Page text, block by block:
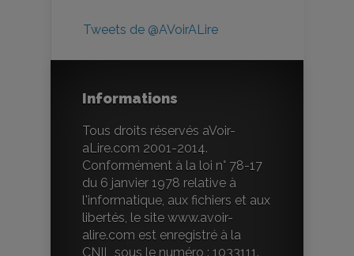
Tweets de @AVoirALire
Informations
Tous droits réservés aVoir-
aLire.com 2001-2014.
Conformément à la loi n° 78-17
du 6 janvier 1978 relative à
l'informatique, aux fichiers et aux
libertés, le site www.avoir-
alire.com est enregistré à la
CNIL sous le numéro : 1033111.